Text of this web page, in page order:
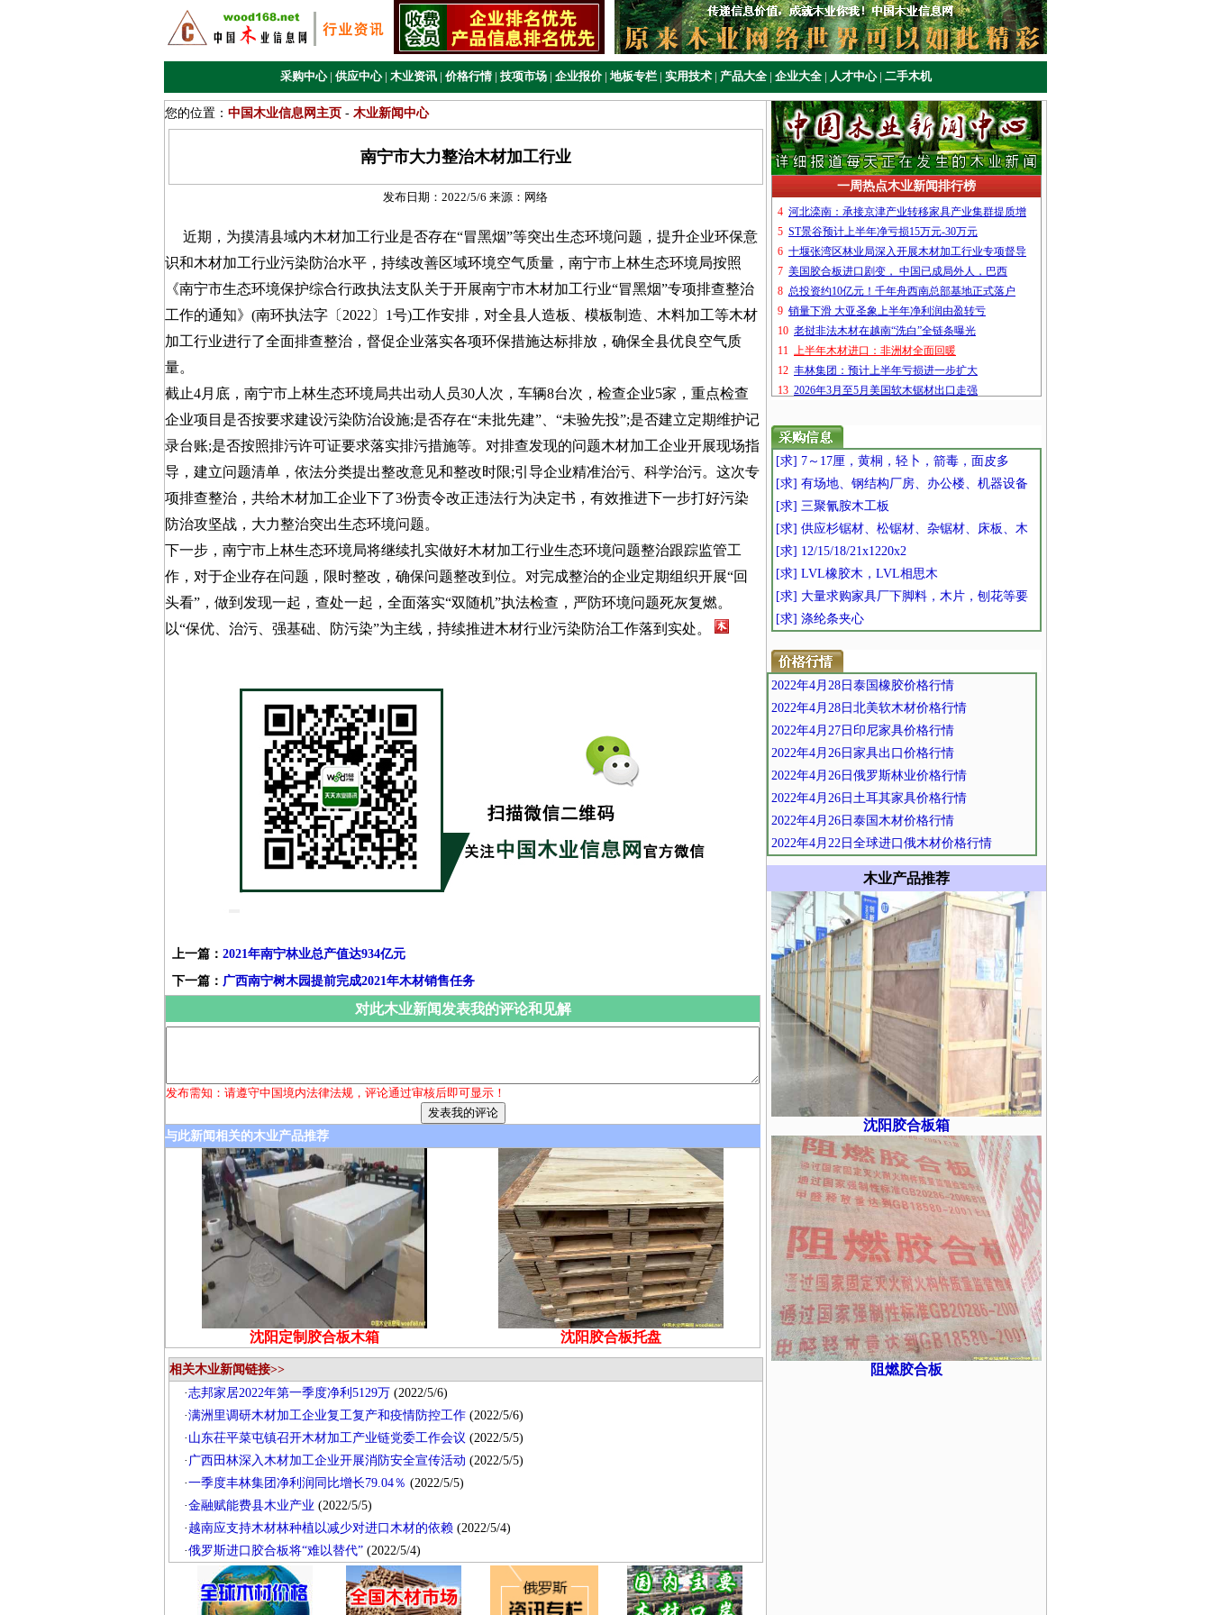
采购中心 | 供应中心 | 木业资讯 | 价格行情 | 技项市场 | 企业报价 | 地板专栏 | 实用技术 | 产品大全 | 企业大全 | 人才中心 | 二手木机
您的位置： 中国木业信息网主页 - 木业新闻中心
南宁市大力整治木材加工行业
发布日期： 2022/5/6 来源： 网络
近期，为摸清县域内木材加工行业是否存在“冒黑烟”等突出生态环境问题，提升企业环保意
识和木材加工行业污染防治水平，持续改善区域环境空气质量，南宁市上林生态环境局按照
《南宁市生态环境保护综合行政执法支队关于开展南宁市木材加工行业“冒黑烟”专项排查整治
工作的通知》(南环执法字〔2022〕1号)工作安排，对全县人造板、模板制造、木料加工等木材
加工行业进行了全面排查整治，督促企业落实各项环保措施达标排放，确保全县优良空气质
量。
截止4月底，南宁市上林生态环境局共出动人员30人次，车辆8台次，检查企业5家，重点检查
企业项目是否按要求建设污染防治设施;是否存在“未批先建”、“未验先投”;是否建立定期维护记
录台账;是否按照排污许可证要求落实排污措施等。对排查发现的问题木材加工企业开展现场指
导，建立问题清单，依法分类提出整改意见和整改时限;引导企业精准治污、科学治污。这次专
项排查整治，共给木材加工企业下了3份责令改正违法行为决定书，有效推进下一步打好污染
防治攻坚战，大力整治突出生态环境问题。
下一步，南宁市上林生态环境局将继续扎实做好木材加工行业生态环境问题整治跟踪监管工
作，对于企业存在问题，限时整改，确保问题整改到位。对完成整治的企业定期组织开展“回
头看”，做到发现一起，查处一起，全面落实“双随机”执法检查，严防环境问题死灰复燃。
以“保优、治污、强基础、防污染”为主线，持续推进木材行业污染防治工作落到实处。
上一篇： 2021年南宁林业总产值达934亿元
下一篇： 广西南宁树木园提前完成2021年木材销售任务
对此木业新闻发表我的评论和见解
发布需知：请遵守中国境内法律法规，评论通过审核后即可显示！
与此新闻相关的木业产品推荐
沈阳定制胶合板木箱 沈阳胶合板托盘
相关木业新闻链接>>
·志邦家居2022年第一季度净利5129万(2022/5/6)
·满洲里调研木材加工企业复工复产和疫情防控工作(2022/5/6)
· 山东茌平菜屯镇召开木材加工产业链党委工作会议 (2022/5/5)
· 广西田林深入木材加工企业开展消防安全宣传活动 (2022/5/5)
·一季度丰林集团净利润同比增长79.04％ (2022/5/5)
·金融赋能费县木业产业 (2022/5/5)
· 越南应支持木材林种植以减少对进口木材的依赖 (2022/5/4)
·俄罗斯进口胶合板将“难以替代”(2022/5/4)
[求] 7～17厘，黄桐，轻卜，箭毒，面皮多
[求] 有场地、钢结构厂房、办公楼、机器设备
[求] 三聚氰胺木工板
[求] 供应杉锯材、松锯材、杂锯材、床板、木
[求] 12/15/18/21x1220x2
[求] LVL橡胶木，LVL相思木
[求] 大量求购家具厂下脚料，木片，刨花等要
[求] 涤纶条夹心
2022年4月28日泰国橡胶价格行情
2022年4月28日北美软木材价格行情
2022年4月27日印尼家具价格行情
2022年4月26日家具出口价格行情
2022年4月26日俄罗斯林业价格行情
2022年4月26日土耳其家具价格行情
2022年4月26日泰国木材价格行情
2022年4月22日全球进口俄木材价格行情
木业产品推荐
沈阳胶合板箱
阻燃胶合板